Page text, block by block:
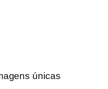
únicas